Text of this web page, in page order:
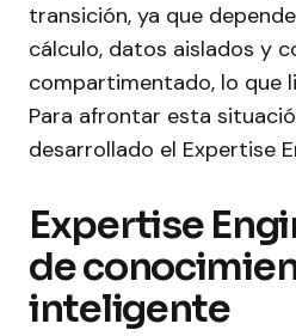
transición, ya que
cálculo, datos aislados y
compartimentado, lo que
Para afrontar esta
desarrollado el Expertise
Expertise
de
inteligente